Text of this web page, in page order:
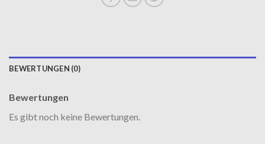
BEWERTUNGEN (0)
Bewertungen
Es gibt noch keine Bewertungen.